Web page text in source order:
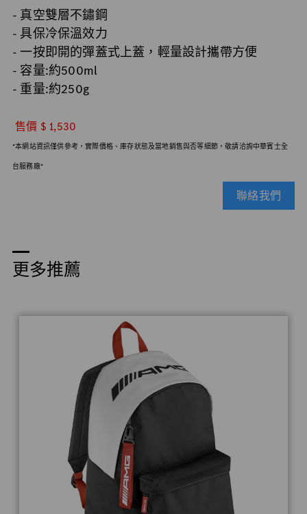
- 真空雙層不鏽鋼
- 具保冷保溫效力
-一按即開的彈蓋式上蓋，輕量設計攜帶方便
- 容量:約500ml
- 重量:約250g
售價 $ 1,530
*本網站資訊僅供參考，實際價格、庫存狀態及當地銷售與否等細節，敬請洽詢中華賓士全
台服務廠*
聯絡我們
更多推薦